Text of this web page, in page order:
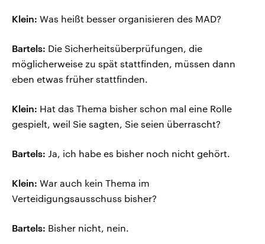
Klein: Was heißt besser organisieren des MAD?
Bartels: Die Sicherheitsüberprüfungen, die
möglicherweise zu spät stattfinden, müssen dann
eben etwas früher stattfinden.
Klein: Hat das Thema bisher schon mal eine Rolle
gespielt, weil Sie sagten, Sie seien überrascht?
Bartels: Ja, ich habe es bisher noch nicht gehört.
Klein: War auch kein Thema im
Verteidigungsausschuss bisher?
Bartels: Bisher nicht, nein.